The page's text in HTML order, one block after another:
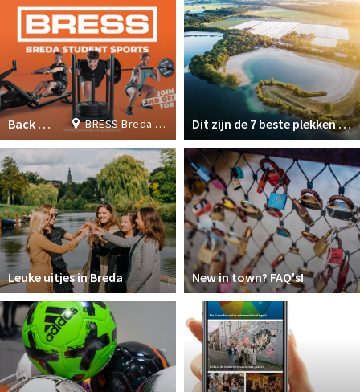
BRESS Breda Student Sports
Back to School Deal: Join now & get 1 month FREE! Dit zijn de 7 beste plekken om te zwemmen in Breda
Leuke uitjes in Breda New in town? FAQ's!